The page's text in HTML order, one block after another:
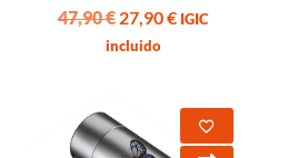
47,90€ 27,90€ IGIC
incluido